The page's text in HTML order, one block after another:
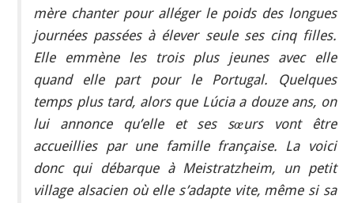
mère chanter pour alléger le poids des longues
journées passées à élever seule ses cinq filles.
Elle emmène les trois plus jeunes avec elle
quand elle part pour le Portugal. Quelques
temps plus tard, alors que Lúcia a douze ans, on
lui annonce qu’elle et ses sœurs vont être
accueillies par une famille française. La voici
donc qui débarque à Meistratzheim, un petit
village alsacien où elle s’adapte vite, même si sa